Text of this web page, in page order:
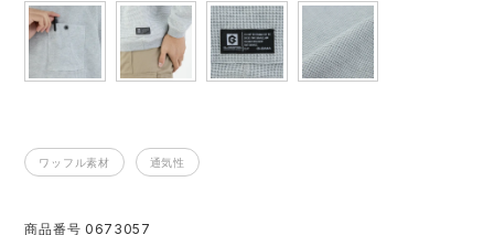
作業用小物・アクセサリー
つなぎ
アイズフロンティア ランキング
コーコス ランキング
ハイパーV 丸五
ニオイクリア
医療白衣・介護服
ワッフル素材 通気性
商品番号 0673057